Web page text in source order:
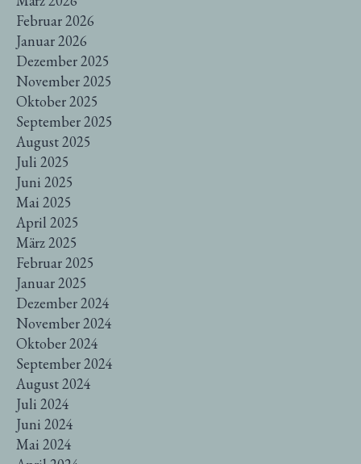
Februar 2026
Januar 2026
Dezember 2025
November 2025
Oktober 2025
September 2025
August 2025
Juli 2025
Juni 2025
Mai 2025
April 2025
März 2025
Februar 2025
Januar 2025
Dezember 2024
November 2024
Oktober 2024
September 2024
August 2024
Juli 2024
Juni 2024
Mai 2024